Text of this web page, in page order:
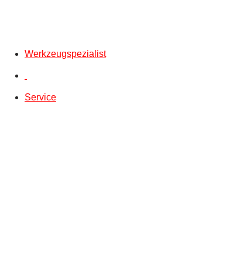
Werkzeugspezialist
Service